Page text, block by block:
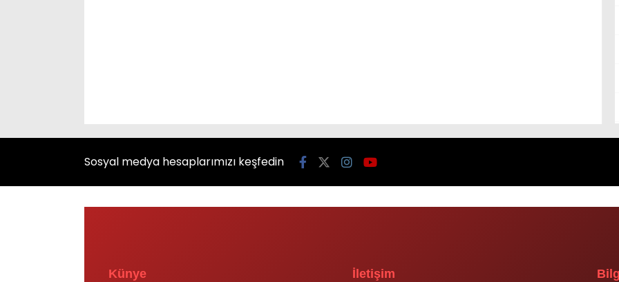
Sosyal medya hesaplarımızı keşfedin
Künye İletişim